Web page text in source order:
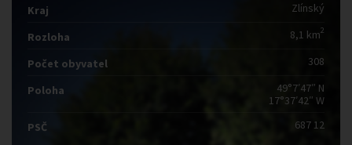
Kraj Zlínský
Rozloha 8,1 km2
Počet obyvatel 308
Poloha
49°7′47″ N
17°37′42″ W
PSČ
687 12